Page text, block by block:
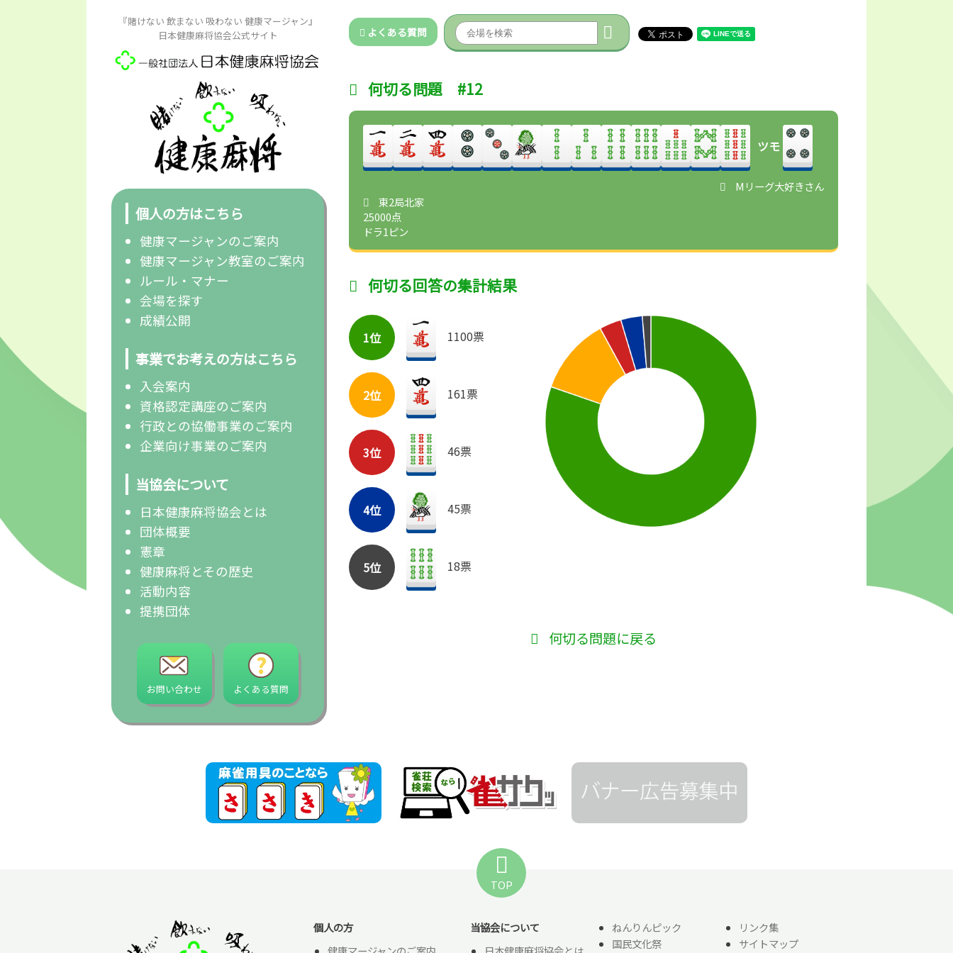
『賭けない 飲まない 吸わない 健康マージャン』
日本健康麻将協会公式サイト
個人の方はこちら
健康マージャンのご案内
健康マージャン教室のご案内
ルール・マナー
会場を探す
成績公開
事業でお考えの方はこちら
入会案内
資格認定講座のご案内
行政との協働事業のご案内
企業向け事業のご案内
当協会について
日本健康麻将協会とは
団体概要
憲章
健康麻将とその歴史
活動内容
提携団体
お問い合わせ よくある質問
よくある質問
何切る問題 #12
ツモ
Mリーグ大好きさん
東2局北家
25000点
ドラ1ピン
何切る回答の集計結果
1位 1100票
2位 161票
3位 46票
4位 45票
5位 18票
何切る問題に戻る
TOP
個人の方
当協会について
ねんりんピック
国民文化祭
リンク集
サイトマップ